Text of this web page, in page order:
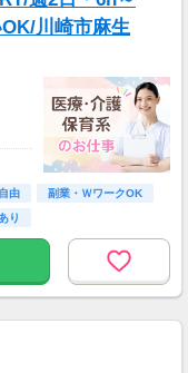
川崎市麻生
由
副業・ＷワークOK
り